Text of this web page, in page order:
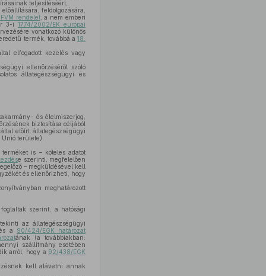
teljesítéséért,
feldolgozására,
rendelet, a nem emberi
3-i1774/2002/EK európai
vonatkozó különös
termék, továbbá a18.
elfogadott kezelés vagy
ellenőrzéséről szóló
állategészségügyi és
és élelmiszerjog,
biztosítása céljából
előírt állategészségügyi
területe).
is – köteles adatot
e szerinti, megfelelően
– megküldésével kell
és ellenőrizheti, hogy
meghatározott
szerint, a hatósági
az állategészségügyi
a 90/424/EGK határozat
ának (a továbbiakban:
szállítmány esetében
arról, hogy a 92/438/EGK
kell alávetni annak